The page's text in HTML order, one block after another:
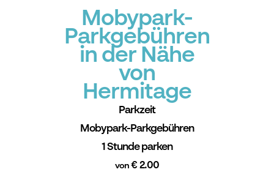
Mobypark-
Parkgebühren
in der Nähe
von
Hermitage
Parkzeit
Mobypark-Parkgebühren
1 Stunde parken
von € 2.00